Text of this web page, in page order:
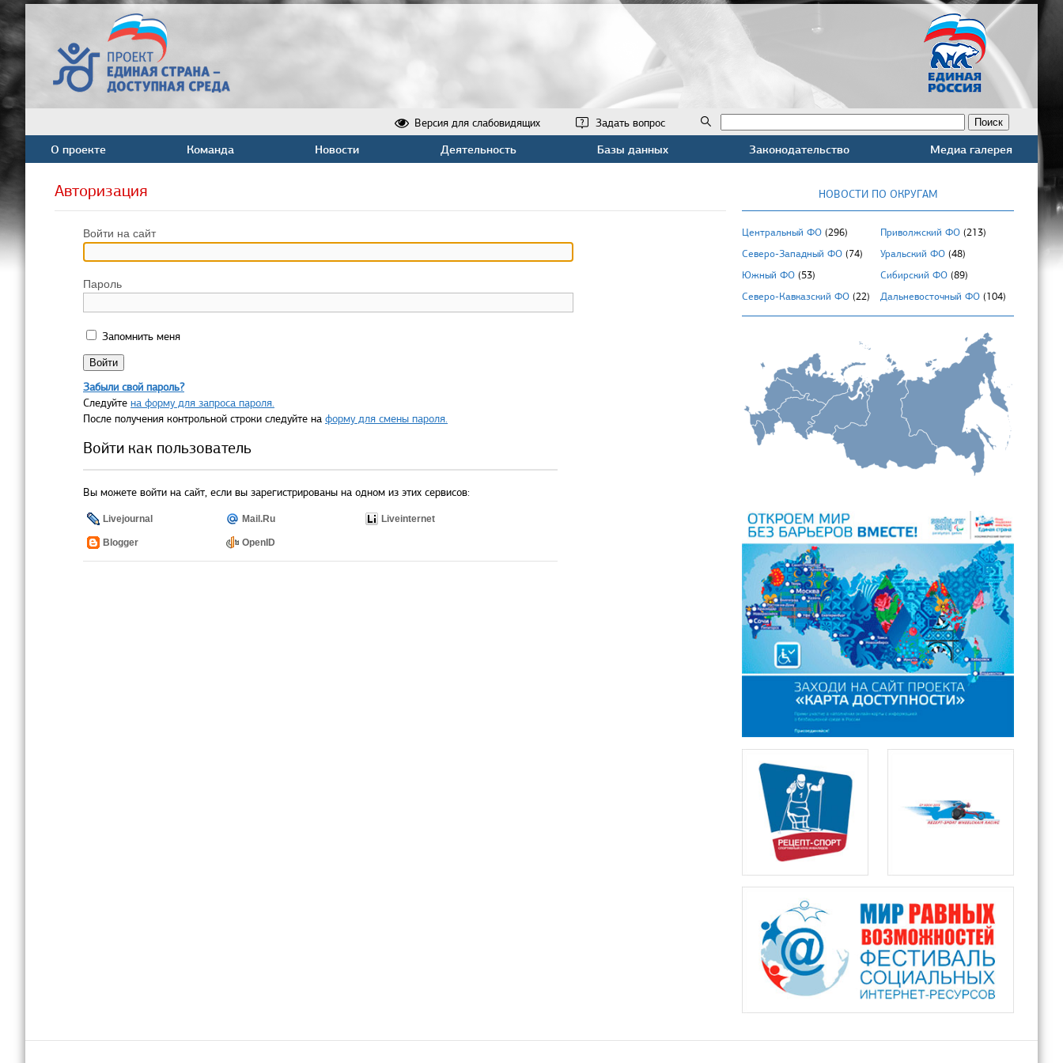
Задать вопрос
Версия для слабовидящих
О проекте Команда Новости Деятельность Базы данных Законодательство Медиа галерея
Авторизация
Войти на сайт
Пароль
Запомнить меня
Забыли свой пароль?
Следуйте на форму для запроса пароля.
После получения контрольной строки следуйте на форму для смены пароля.
Войти как пользователь
Вы можете войти на сайт, если вы зарегистрированы на одном из этих сервисов:
Livejournal Mail.Ru Liveinternet
Blogger OpenID
НОВОСТИ ПО ОКРУГАМ
Центральный ФО (296) Приволжский ФО (213)
Северо-Западный ФО (74) Уральский ФО (48)
Южный ФО (53) Сибирский ФО (89)
Северо-Кавказский ФО (22) Дальневосточный ФО (104)